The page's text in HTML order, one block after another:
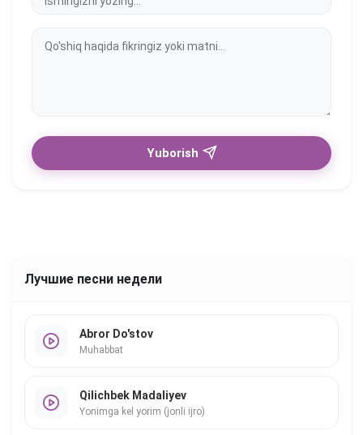
Yuborish
Лучшие песни недели
Abror Do'stov
Muhabbat
Qilichbek Madaliyev
Yonimga kel yorim (jonli ijro)